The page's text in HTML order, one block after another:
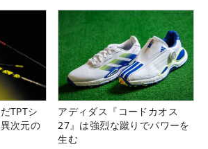
TPTシ
次元の
アディダス『コードカオス
27』は強烈な蹴りでパワーを
生む